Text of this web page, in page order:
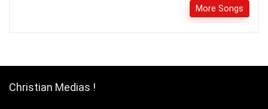
More Songs
Christian Medias !